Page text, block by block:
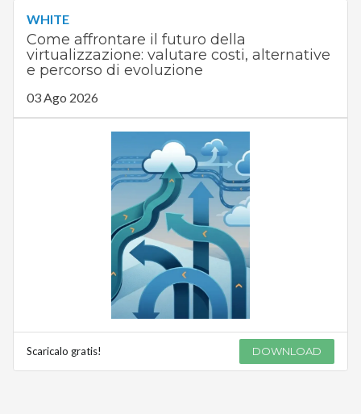
WHITE
Come affrontare il futuro della
virtualizzazione: valutare costi, alternative
e percorso di evoluzione
03 Ago 2026
Scaricalo gratis! DOWNLOAD